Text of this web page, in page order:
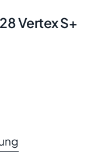
Vertex S+